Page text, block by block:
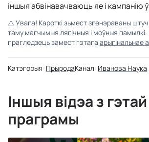
іншыя абвінавачваюць яе і кампанію
⚠️ Увага! Кароткі зьмест згенэраваны
таму магчымыя лягічныя і моўныя
прагледзець замест гэтага арыгінальнае
Катэгорыя: ПрыродаКанал: Иванова Наука
Іншыя відэа з гэтай
праграмы